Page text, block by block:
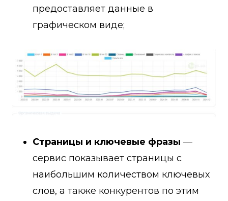
предоставляет данные в
графическом виде;
Страницы и ключевые фразы —
сервис показывает страницы с
наибольшим количеством ключевых
слов, а также конкурентов по этим